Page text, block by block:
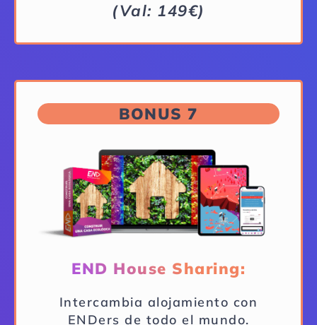
(Val: 149€)
BONUS 7
END House Sharing:
Intercambia alojamiento con
ENDers de todo el mundo.